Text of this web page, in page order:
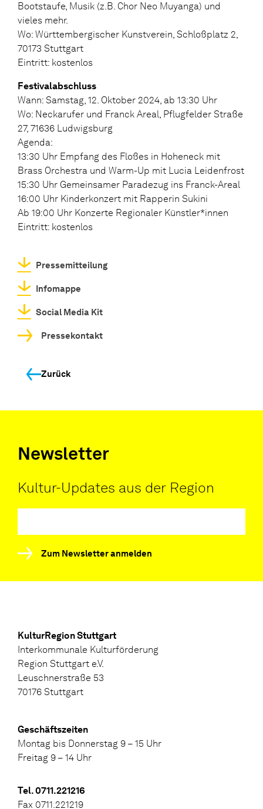
Bootstaufe, Musik (z.B. Chor Neo Muyanga) und
vieles mehr.
Wo: Württembergischer Kunstverein, Schloßplatz 2,
70173 Stuttgart
Eintritt: kostenlos
Festivalabschluss
Wann: Samstag, 12. Oktober 2024, ab 13:30 Uhr
Wo: Neckarufer und Franck Areal, Pflugfelder Straße
27, 71636 Ludwigsburg
Agenda:
13:30 Uhr Empfang des Floßes in Hoheneck mit
Brass Orchestra und Warm-Up mit Lucia Leidenfrost
15:30 Uhr Gemeinsamer Paradezug ins Franck-Areal
16:00 Uhr Kinderkonzert mit Rapperin Sukini
Ab 19:00 Uhr Konzerte Regionaler Künstler*innen
Eintritt: kostenlos
Pressemitteilung
Infomappe
Social Media Kit
Pressekontakt
Zurück
Newsletter
Kultur-Updates aus der Region
Zum Newsletter anmelden
KulturRegion Stuttgart
Interkommunale Kulturförderung
Region Stuttgart e.V.
Leuschnerstraße 53
70176 Stuttgart
Geschäftszeiten
Montag bis Donnerstag 9 – 15 Uhr
Freitag 9 – 14 Uhr
Tel. 0711.221216
Fax 0711.221219